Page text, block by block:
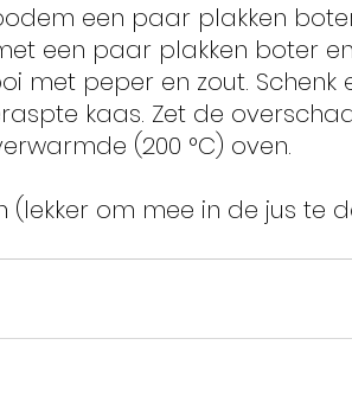
een paar plakken
een paar plakken boter
met peper en zout. Schenk
kaas. Zet de
(200 °C) oven.
om mee in de jus te